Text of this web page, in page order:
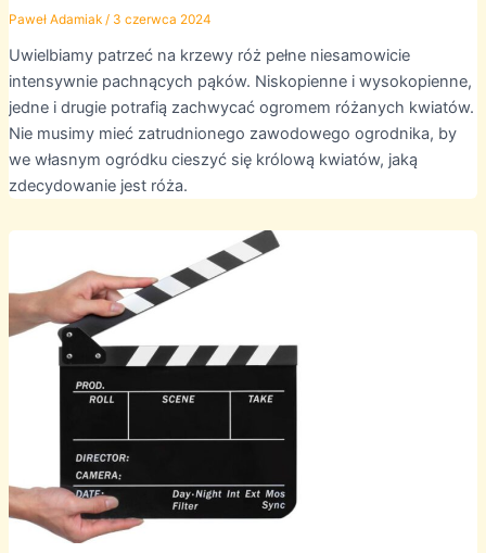
Paweł Adamiak / 3 czerwca 2024
Uwielbiamy patrzeć na krzewy róż pełne niesamowicie
intensywnie pachnących pąków. Niskopienne i wysokopienne,
jedne i drugie potrafią zachwycać ogromem różanych kwiatów.
Nie musimy mieć zatrudnionego zawodowego ogrodnika, by
we własnym ogródku cieszyć się królową kwiatów, jaką
zdecydowanie jest róża.